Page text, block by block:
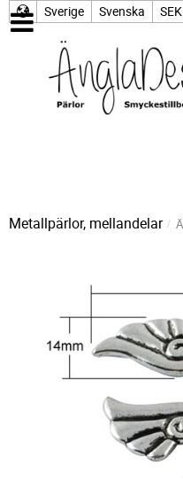
Sverige Svenska SEK
Metallpärlor, mellandelar